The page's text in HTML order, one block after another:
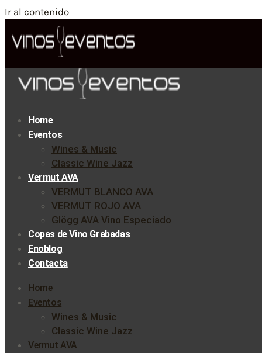
Ir al contenido
Home
Eventos
Wines & Music
Classic Wine Jazz
Vermut AVA
VERMUT BLANCO AVA
VERMUT ROJO AVA
Glögg AVA Vino Especiado
Copas de Vino Grabadas
Enoblog
Contacta
Home
Eventos
Wines & Music
Classic Wine Jazz
Vermut AVA